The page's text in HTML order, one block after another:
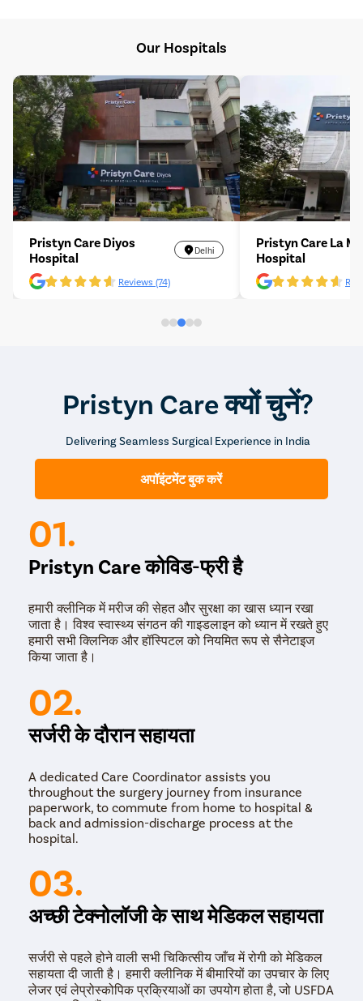
Our Hospitals
Pristyn Care Diyos
Hospital
Delhi
Reviews (74)
Pristyn Care La
Hospital
Pristyn Care क्यों चुनें?
Delivering Seamless Surgical Experience in India
अपॉइंटमेंट बुक करें
01.
Pristyn Care कोविड-फ्री है
हमारी क्लीनिक में मरीज की सेहत और सुरक्षा का खास ध्यान रखा
जाता है। विश्व स्वास्थ्य संगठन की गाइडलाइन को ध्यान में रखते हुए
हमारी सभी क्लिनिक और हॉस्पिटल को नियमित रूप से सैनेटाइज
किया जाता है।
02.
सर्जरी के दौरान सहायता
A dedicated Care Coordinator assists you
throughout the surgery journey from insurance
paperwork, to commute from home to hospital &
back and admission-discharge process at the
hospital.
03.
अच्छी टेक्नोलॉजी के साथ मेडिकल सहायता
सर्जरी से पहले होने वाली सभी चिकित्सीय जाँच में रोगी को मेडिकल
सहायता दी जाती है। हमारी क्लीनिक में बीमारियों का उपचार के लिए
लेजर एवं लेप्रोस्कोपिक प्रक्रियाओं का उपयोग होता है, जो USFDA